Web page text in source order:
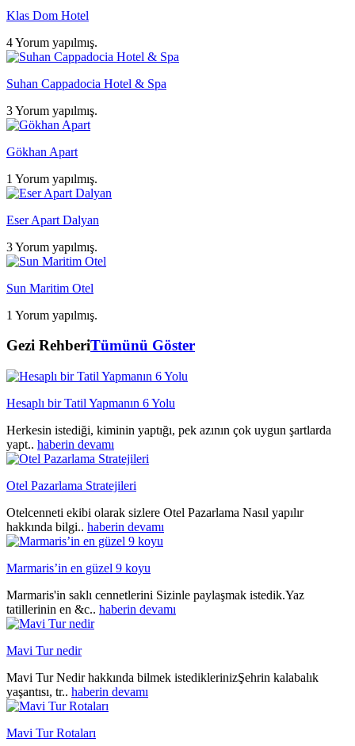
Klas Dom Hotel
4 Yorum yapılmış.
Suhan Cappadocia Hotel & Spa
3 Yorum yapılmış.
Gökhan Apart
1 Yorum yapılmış.
Eser Apart Dalyan
3 Yorum yapılmış.
Sun Maritim Otel
1 Yorum yapılmış.
Gezi RehberiTümünü Göster
Hesaplı bir Tatil Yapmanın 6 Yolu
Herkesin istediği, kiminin yaptığı, pek azının çok uygun şartlarda
yapt.. haberin devamı
Otel Pazarlama Stratejileri
Otelcenneti ekibi olarak sizlere Otel Pazarlama Nasıl yapılır
hakkında bilgi.. haberin devamı
Marmaris’in en güzel 9 koyu
Marmaris'in saklı cennetlerini Sizinle paylaşmak istedik.Yaz
tatillerinin en &c.. haberin devamı
Mavi Tur nedir
Mavi Tur Nedir hakkında bilmek istediklerinizŞehrin kalabalık
yaşantısı, tr.. haberin devamı
Mavi Tur Rotaları